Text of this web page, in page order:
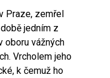
Praze, zemřel
jedním z
oboru vážných
Vrcholem jeho
k čemuž ho